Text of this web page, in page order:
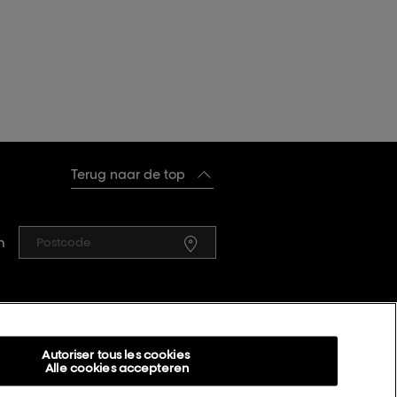
L’Oréal Professionnel
14, rue Royale 75008 PARIS
[email protected]
Terug naar de top
Autoriser tous les cookies
Alle cookies accepteren